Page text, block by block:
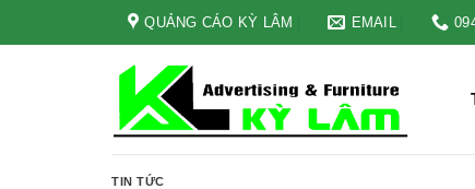
QUẢNG CÁO KỲ LÂM EMAIL
TIN TỨC